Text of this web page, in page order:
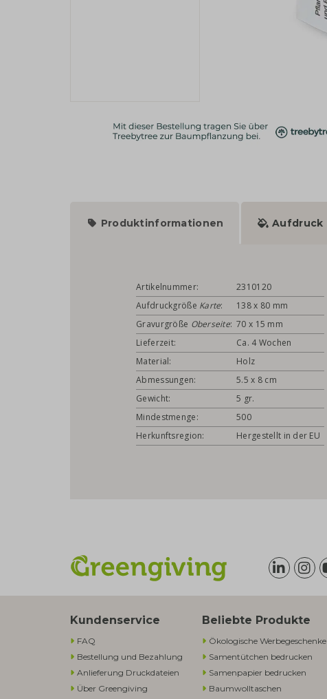
Produktinformationen Aufdruck
Artikelnummer:
2310120
Aufdruckgröße Karte:
138 x 80 mm
Gravurgröße Oberseite: 70 x 15 mm
Lieferzeit:
Ca. 4 Wochen
Material:
Holz
Abmessungen:
5.5 x 8 cm
Gewicht:
5 gr.
Mindestmenge:
500
Herkunftsregion:
Hergestellt in der EU
Kundenservice
FAQ
Bestellung und Bezahlung
Anlieferung Druckdateien
Über Greengiving
Beliebte Produkte
Ökologische Werbegeschenke​
Samentütchen bedrucken
Samenpapier bedrucken
Baumwolltaschen​